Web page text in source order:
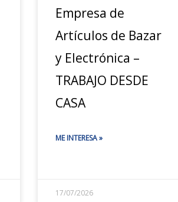
Empresa de
Artículos de Bazar
y Electrónica –
TRABAJO DESDE
CASA
ME INTERESA »
17/07/2026